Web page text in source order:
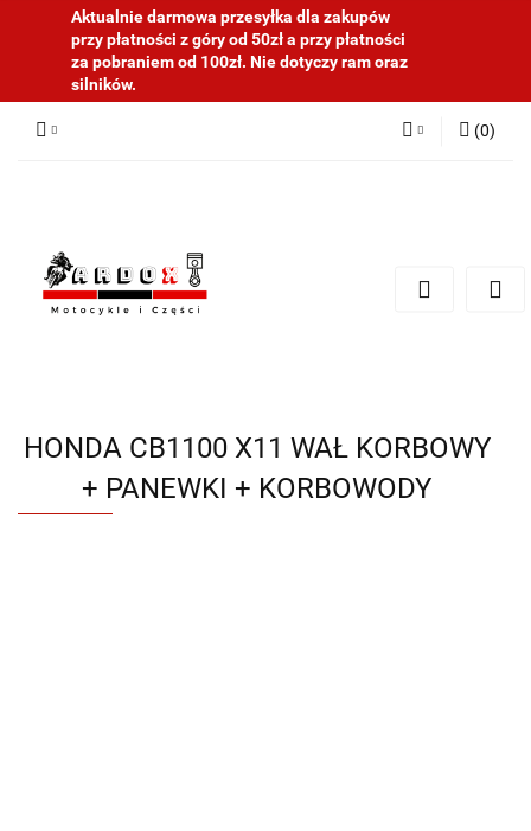
Aktualnie darmowa przesyłka dla zakupów
przy płatności z góry od 50zł a przy płatności
za pobraniem od 100zł. Nie dotyczy ram oraz
silników.
(0)
HONDA CB1100 X11 WAŁ KORBOWY
+ PANEWKI + KORBOWODY